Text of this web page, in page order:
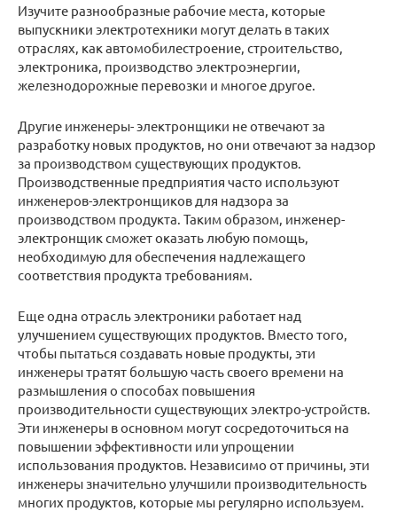
Изучите разнообразные рабочие места, которые
выпускники электротехники могут делать в таких
отраслях, как автомобилестроение, строительство,
электроника, производство электроэнергии,
железнодорожные перевозки и многое другое.
Другие инженеры- электронщики не отвечают за
разработку новых продуктов, но они отвечают за надзор
за производством существующих продуктов.
Производственные предприятия часто используют
инженеров-электронщиков для надзора за
производством продукта. Таким образом, инженер-
электронщик сможет оказать любую помощь,
необходимую для обеспечения надлежащего
соответствия продукта требованиям.
Еще одна отрасль электроники работает над
улучшением существующих продуктов. Вместо того,
чтобы пытаться создавать новые продукты, эти
инженеры тратят большую часть своего времени на
размышления о способах повышения
производительности существующих электро-устройств.
Эти инженеры в основном могут сосредоточиться на
повышении эффективности или упрощении
использования продуктов. Независимо от причины, эти
инженеры значительно улучшили производительность
многих продуктов, которые мы регулярно используем.